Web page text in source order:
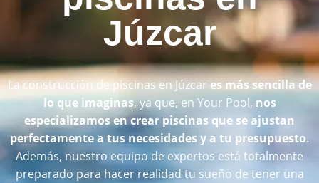
Júzcar
La construcción de piscinas en Júzcares más sencilla de
lo que imaginas, ya que, en Your Pool, nos
especializamos en crear piscinas que se ajustan
perfectamente a tus necesidades y a tu presupuesto.
Además, nuestro equipo de expertos está totalmente
preparado para hacer realidad tu sueño de tener una